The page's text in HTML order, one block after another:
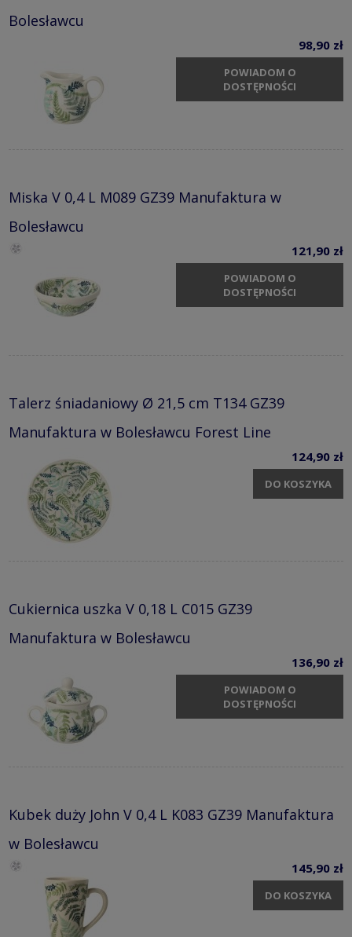
Bolesławcu
98,90 zł
POWIADOM O
DOSTĘPNOŚCI
Miska V 0,4 L M089 GZ39 Manufaktura w
Bolesławcu
121,90 zł
POWIADOM O
DOSTĘPNOŚCI
Talerz śniadaniowy Ø 21,5 cm T134 GZ39
Manufaktura w Bolesławcu Forest Line
124,90 zł
DO KOSZYKA
Cukiernica uszka V 0,18 L C015 GZ39
Manufaktura w Bolesławcu
136,90 zł
POWIADOM O
DOSTĘPNOŚCI
Kubek duży John V 0,4 L K083 GZ39 Manufaktura
w Bolesławcu
145,90 zł
DO KOSZYKA